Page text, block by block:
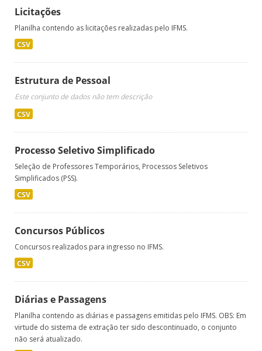
Licitações
Planilha contendo as licitações realizadas pelo IFMS.
CSV
Estrutura de Pessoal
Este conjunto de dados não tem descrição
CSV
Processo Seletivo Simplificado
Seleção de Professores Temporários, Processos Seletivos
Simplificados (PSS).
CSV
Concursos Públicos
Concursos realizados para ingresso no IFMS.
CSV
Diárias e Passagens
Planilha contendo as diárias e passagens emitidas pelo IFMS. OBS: Em
virtude do sistema de extração ter sido descontinuado, o conjunto
não será atualizado.